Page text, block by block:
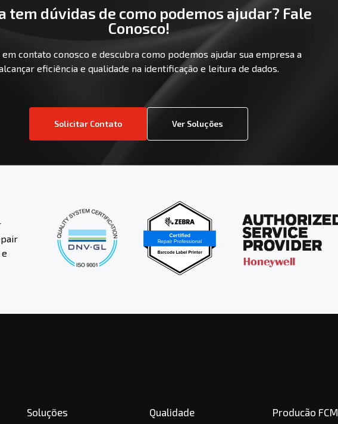
tem dúvidas de como podemos ajudar? Fale
Conosco!
em contato conosco e descubra como podemos ajudar sua empresa a
eficiência e qualidade na identificação e leitura de dados.
Solicitar Contato Ver Soluções
Soluções Qualidade Producão FCM